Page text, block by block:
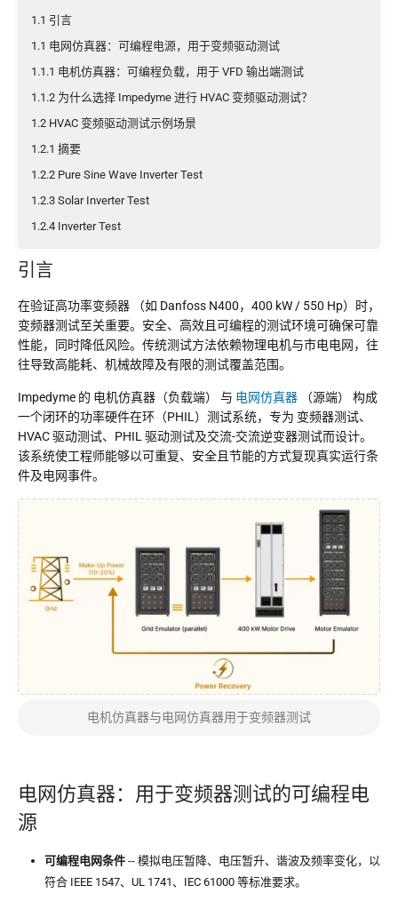
1.1 引言
1.1 电网仿真器：可编程电源，用于变频驱动测试
1.1.1 电机仿真器：可编程负载，用于 VFD 输出端测试
1.1.2 为什么选择 Impedyme 进行 HVAC 变频驱动测试？
1.2 HVAC 变频驱动测试示例场景
1.2.1 摘要
1.2.2 Pure Sine Wave Inverter Test
1.2.3 Solar Inverter Test
1.2.4 Inverter Test
引言
在验证高功率变频器 （如 Danfoss N400，400 kW / 550 Hp）时，
变频器测试至关重要。安全、高效且可编程的测试环境可确保可靠
性能，同时降低风险。传统测试方法依赖物理电机与市电电网，往
往导致高能耗、机械故障及有限的测试覆盖范围。
Impedyme 的 电机仿真器（负载端） 与 电网仿真器 （源端）
构成
一个闭环的功率硬件在环（PHIL）测试系统，专为 变频器测试、
HVAC 驱动测试、PHIL 驱动测试及交流-交流逆变器测试而设计。
该系统使工程师能够以可重复、安全且节能的方式复现真实运行条
件及电网事件。
电机仿真器与电网仿真器用于变频器测试
电网仿真器：用于变频器测试的可编程电
源
可编程电网条件 -- 模拟电压暂降、电压暂升、谐波及频率变化，以
符合 IEEE 1547、UL 1741、IEC 61000 等标准要求。